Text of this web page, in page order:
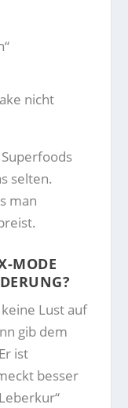
nicht
selten.
man
MODE
Lust auf
gib dem
ist
besser